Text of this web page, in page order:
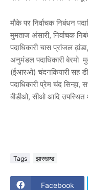
मौके पर निर्वाचक निबंधन
मुमताज अंसारी, निर्वाचक
पदाधिकारी चास प्रांजल
अनुमंडल पदाधिकारी बेरमो
(ईआरओ) चंदनकियारी सह
पदाधिकारी प्रेम चंद सिन्हा,
बीडीओ, सीओ आदि उपस्थित
Tags झारखण्ड
Facebook